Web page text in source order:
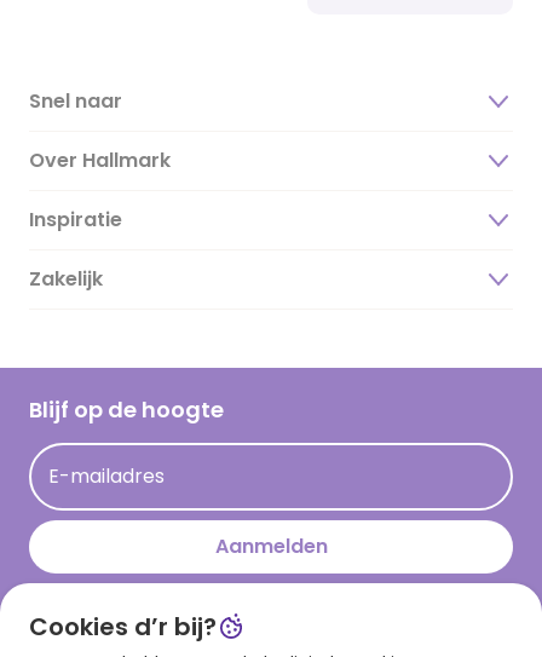
Snel naar
Over Hallmark
Over ons
Duurzaamheid
Hallmark Kaartclub
Acties
Persberichten
Hallmark en Kinderpostzegels
Inspiratie
Magazine
Cadeau inspiratie
Kaartinspiratie
Zakelijk
Blijf op de hoogte
E-mailadres
Aanmelden
Download onze app
Cookies d’r bij?